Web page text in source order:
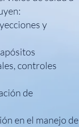
y
controles
de
en el manejo de